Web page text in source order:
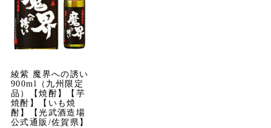
綾紫 魔界への誘い
900ml（九州限定
品）【焼酎】【芋
焼酎】【いも焼
酎】【光武酒造場
公式通販/佐賀県】